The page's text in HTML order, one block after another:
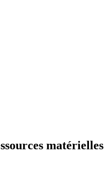
matérielles